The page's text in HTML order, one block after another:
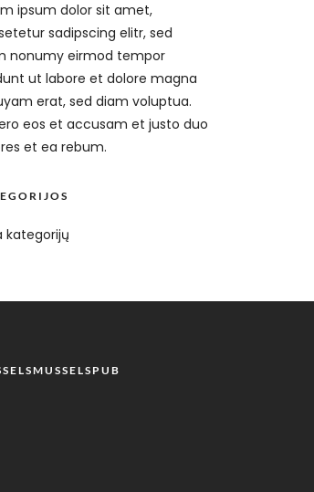
ipsum dolor sit amet,
sadipscing elitr, sed
nonumy eirmod tempor
ut labore et dolore magna
erat, sed diam voluptua.
eos et accusam et justo duo
et ea rebum.
kategorijų